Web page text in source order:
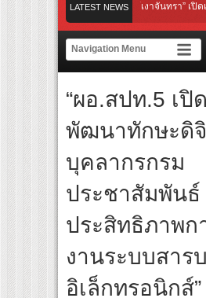
LATEST NEWS
Her Rules ใต้เงาจันทรา” เปิดเคมี “อุ้ม
กอาย เลิกเงียบ เลิกชะล่าใจ” เรื่อง HPV ในแคม
ยร์ สู่ทีมชาติไทย ชวนแฟนลูกยางใกล้ชิดนักตบสาว
ะดับโลก “ปู่ม่านย่าม่าน” เรียนรู้นวัตกรรมผักเชียง
ษ์ ‘คุณยายวรนาฏ’ (INHERIT) เตรียมคายตะ
สุดชีวิต โกนหัวรับบทแม่ชี นำทีมนักแสดงปร
Her Rules ใต้เงาจันทรา” เปิดเคมี “อุ้ม
“ผอ.สปท.5 เปิ
พัฒนาทักษะดิ
บุคลากรกรม
ประชาสัมพันธ์
ประสิทธิภาพก
งานระบบสาร
อิเล็กทรอนิกส์”